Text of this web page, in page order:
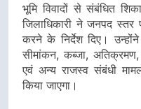
भूमि विवादों से संबंधित
जिलाधिकारी ने जनपद
करने के निर्देश दिए।
सीमांकन, कब्जा, अतिक्रमण,
एवं अन्य राजस्व संबंधी
किया जाएगा।